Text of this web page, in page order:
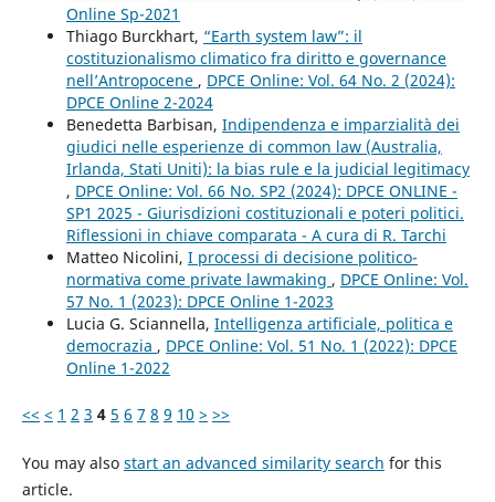
Online Sp-2021
Thiago Burckhart, “Earth system law”: il
costituzionalismo climatico fra diritto e governance
nell’Antropocene , DPCE Online: Vol. 64 No. 2 (2024):
DPCE Online 2-2024
Benedetta Barbisan, Indipendenza e imparzialità dei
giudici nelle esperienze di common law (Australia,
Irlanda, Stati Uniti): la bias rule e la judicial legitimacy
, DPCE Online: Vol. 66 No. SP2 (2024): DPCE ONLINE -
SP1 2025 - Giurisdizioni costituzionali e poteri politici.
Riflessioni in chiave comparata - A cura di R. Tarchi
Matteo Nicolini, I processi di decisione politico-
normativa come private lawmaking , DPCE Online: Vol.
57 No. 1 (2023): DPCE Online 1-2023
Lucia G. Sciannella, Intelligenza artificiale, politica e
democrazia , DPCE Online: Vol. 51 No. 1 (2022): DPCE
Online 1-2022
<< < 1 2 3 4 5 6 7 8 9 10 > >>
You may also start an advanced similarity search for this
article.